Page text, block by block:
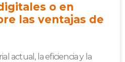
o en
las ventajas de
actual, la eficiencia y la